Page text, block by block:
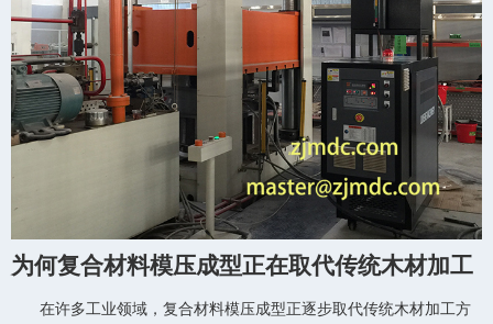
为何复合材料模压成型正在取代传统木材加工
在许多工业领域，复合材料模压成型正逐步取代传统木材加工方